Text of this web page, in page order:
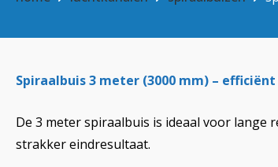
Spiraalbuis 3 meter (3000 mm) –
De 3 meter spiraalbuis is ideaal voor
strakker eindresultaat.